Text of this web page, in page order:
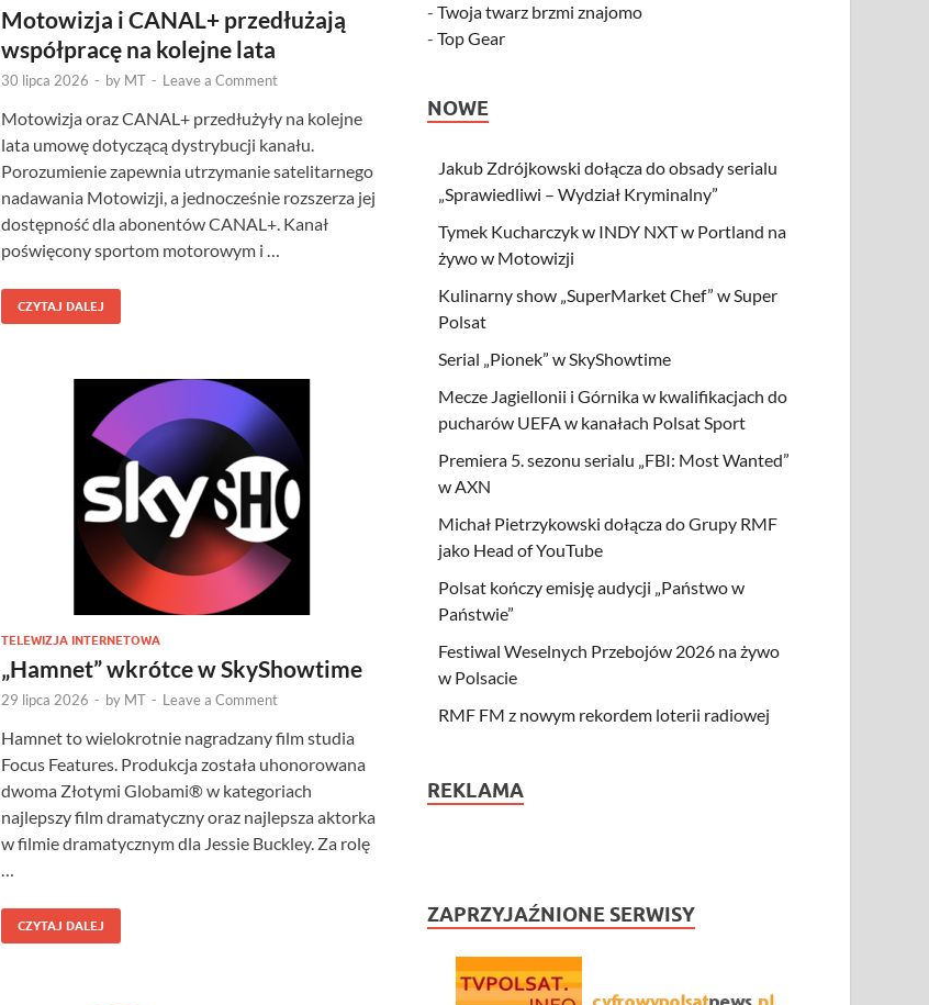
Motowizja i CANAL+ przedłużają
współpracę na kolejne lata
30 lipca 2026 - by MT - Leave a Comment
Motowizja oraz CANAL+ przedłużyły na kolejne
lata umowę dotyczącą dystrybucji kanału.
Porozumienie zapewnia utrzymanie satelitarnego
nadawania Motowizji, a jednocześnie rozszerza jej
dostępność dla abonentów CANAL+. Kanał
poświęcony sportom motorowym i …
CZYTAJ DALEJ
TELEWIZJA INTERNETOWA
„Hamnet” wkrótce w SkyShowtime
29 lipca 2026 - by MT - Leave a Comment
Hamnet to wielokrotnie nagradzany film studia
Focus Features. Produkcja została uhonorowana
dwoma Złotymi Globami® w kategoriach
najlepszy film dramatyczny oraz najlepsza aktorka
w filmie dramatycznym dla Jessie Buckley. Za rolę
CZYTAJ DALEJ
-Twoja twarz brzmi znajomo
-Top Gear
NOWE
Jakub Zdrójkowski dołącza do obsady serialu
„Sprawiedliwi – Wydział Kryminalny”
Tymek Kucharczyk w INDY NXT w Portland na
żywo w Motowizji
Kulinarny show „SuperMarket Chef” w Super
Polsat
Serial „Pionek” w SkyShowtime
Mecze Jagiellonii i Górnika w kwalifikacjach do
pucharów UEFA w kanałach Polsat Sport
Premiera 5. sezonu serialu „FBI: Most Wanted”
w AXN
Michał Pietrzykowski dołącza do Grupy RMF
jako Head of YouTube
Polsat kończy emisję audycji „Państwo w
Państwie”
Festiwal Weselnych Przebojów 2026 na żywo
w Polsacie
RMF FM z nowym rekordem loterii radiowej
REKLAMA
ZAPRZYJAŹNIONE SERWISY